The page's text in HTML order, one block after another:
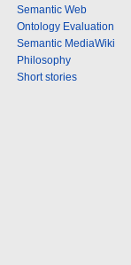
Semantic Web
Ontology Evaluation
Semantic MediaWiki
Philosophy
Short stories